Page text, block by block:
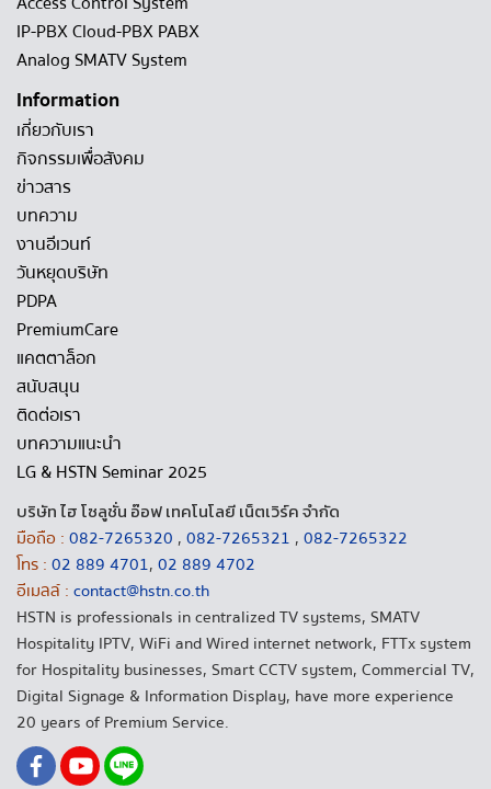
IP-PBX Cloud-PBX PABX
Analog SMATV System
Information
เกี่ยวกับเรา
กิจกรรมเพื่อสังคม
ข่าวสาร
บทความ
งานอีเวนท์
วันหยุดบริษัท
PDPA
PremiumCare
แคตตาล็อก
สนับสนุน
ติดต่อเรา
บทความแนะนำ
LG & HSTN Seminar 2025
บริษัท ไฮ โซลูชั่น อ๊อฟ เทคโนโลยี เน็ตเวิร์ค จำกัด
มือถือ : 082-7265320 , 082-7265321 , 082-7265322
โทร : 02 889 4701, 02 889 4702
อีเมลล์ : contact@hstn.co.th
HSTN is professionals in centralized TV systems, SMATV
Hospitality IPTV, WiFi and Wired internet network, FTTx system
for Hospitality businesses, Smart CCTV system, Commercial TV,
Digital Signage & Information Display, have more experience
20 years of Premium Service.